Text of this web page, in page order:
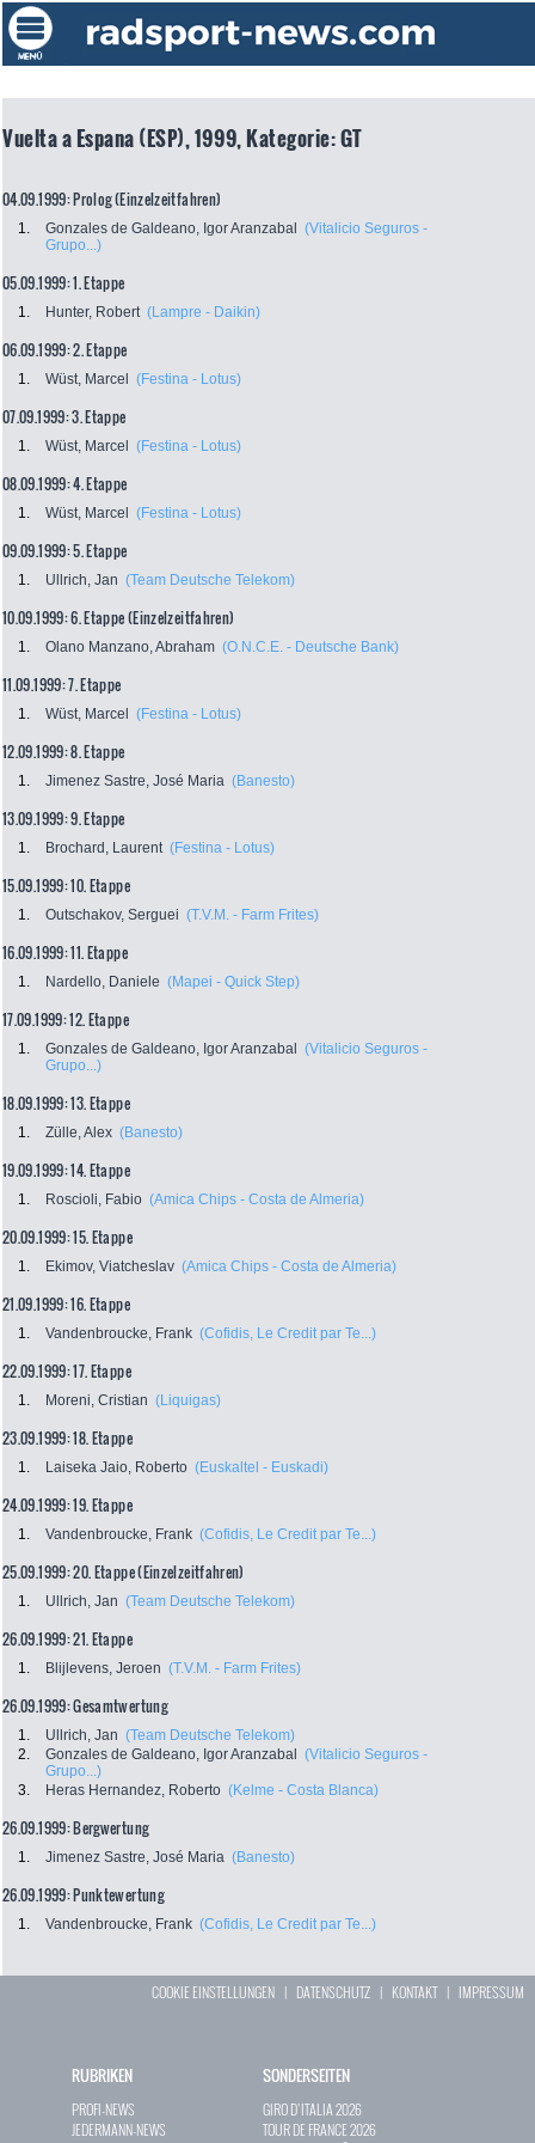
Vuelta a Espana (ESP), 1999, Kategorie: GT
04.09.1999: Prolog (Einzelzeitfahren)
1. Gonzales de Galdeano, Igor Aranzabal
(Vitalicio Seguros -
Grupo...)
05.09.1999: 1. Etappe
1. Hunter, Robert (Lampre - Daikin)
06.09.1999: 2. Etappe
1. Wüst, Marcel (Festina - Lotus)
07.09.1999: 3. Etappe
1. Wüst, Marcel (Festina - Lotus)
08.09.1999: 4. Etappe
1. Wüst, Marcel (Festina - Lotus)
09.09.1999: 5. Etappe
1. Ullrich, Jan (Team Deutsche Telekom)
10.09.1999: 6. Etappe (Einzelzeitfahren)
1. Olano Manzano, Abraham (O.N.C.E. - Deutsche Bank)
11.09.1999: 7. Etappe
1. Wüst, Marcel (Festina - Lotus)
12.09.1999: 8. Etappe
1. Jimenez Sastre, José Maria (Banesto)
13.09.1999: 9. Etappe
1. Brochard, Laurent (Festina - Lotus)
15.09.1999: 10. Etappe
1. Outschakov, Serguei (T.V.M. - Farm Frites)
16.09.1999: 11. Etappe
1. Nardello, Daniele (Mapei - Quick Step)
17.09.1999: 12. Etappe
1. Gonzales de Galdeano, Igor Aranzabal
(Vitalicio Seguros -
Grupo...)
18.09.1999: 13. Etappe
1. Zülle, Alex (Banesto)
19.09.1999: 14. Etappe
1. Roscioli, Fabio (Amica Chips - Costa de Almeria)
20.09.1999: 15. Etappe
1. Ekimov, Viatcheslav (Amica Chips - Costa de Almeria)
21.09.1999: 16. Etappe
1. Vandenbroucke, Frank (Cofidis, Le Credit par Te...)
22.09.1999: 17. Etappe
1. Moreni, Cristian (Liquigas)
23.09.1999: 18. Etappe
1. Laiseka Jaio, Roberto (Euskaltel - Euskadi)
24.09.1999: 19. Etappe
1. Vandenbroucke, Frank (Cofidis, Le Credit par Te...)
25.09.1999: 20. Etappe (Einzelzeitfahren)
1. Ullrich, Jan (Team Deutsche Telekom)
26.09.1999: 21. Etappe
1. Blijlevens, Jeroen (T.V.M. - Farm Frites)
26.09.1999: Gesamtwertung
1. Ullrich, Jan (Team Deutsche Telekom)
2.
Gonzales de Galdeano, Igor Aranzabal
(Vitalicio Seguros -
Grupo...)
3.
Heras Hernandez, Roberto (Kelme - Costa Blanca)
26.09.1999: Bergwertung
1. Jimenez Sastre, José Maria (Banesto)
26.09.1999: Punktewertung
1. Vandenbroucke, Frank (Cofidis, Le Credit par Te...)
COOKIE EINSTELLUNGEN | DATENSCHUTZ | KONTAKT| IMPRESSUM
RUBRIKEN
PROFI-NEWS
JEDERMANN-NEWS
SONDERSEITEN
GIRO D`ITALIA 2026
TOUR DE FRANCE 2026